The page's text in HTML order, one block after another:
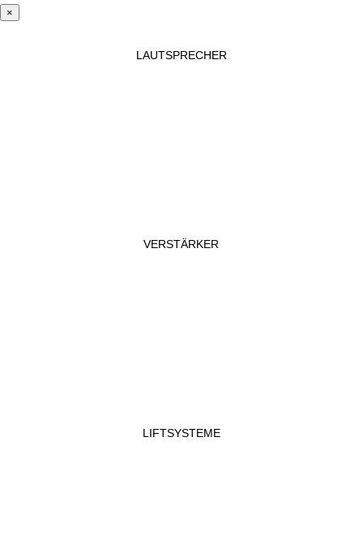
×
LAUTSPRECHER
VERSTÄRKER
LIFTSYSTEME